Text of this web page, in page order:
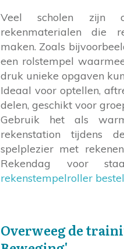
Veel scholen zijn
rekenmaterialen die
maken. Zoals
een rolstempel
druk unieke opgaven
Ideaal voor optellen,
delen, geschikt voor
Gebruik het als
rekenstation tijdens
spelplezier met
Rekendag voor
rekenstempelroller
Overweeg de